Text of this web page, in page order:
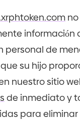
información
personal de
su hijo
nuestro sitio
de inmediato y
para